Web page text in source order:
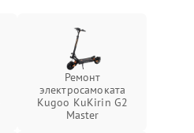
Ремонт
электросамоката
Kugoo KuKirin G2
Master